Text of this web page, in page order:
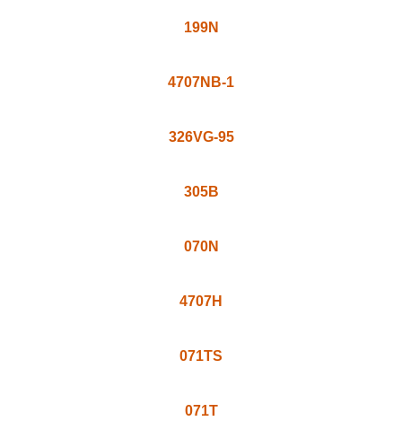
518TV
071VG-23
250V
326Đ
199VT
326N
198N
199N